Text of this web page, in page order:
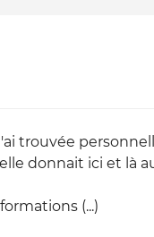
trouvée
donnait ici et là
(...)